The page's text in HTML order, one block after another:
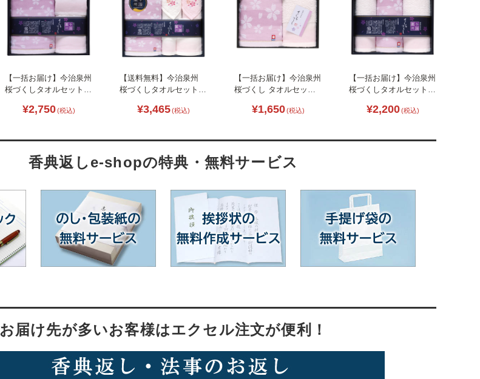
【一括お届け】今治泉州
桜づくしタオルセット
¥2,750 (税込)
【送料無料】今治泉州
桜づくしタオルセット
¥3,465 (税込)
【一括お届け】今治泉州
桜づくし タオルセット
¥1,650 (税込)
【一括お届け】今治泉州
桜づくしタオルセット
¥2,200 (税込)
香典返しe-shopの特典・無料サービス
お届け先が多いお客様はエクセル注文が便利！